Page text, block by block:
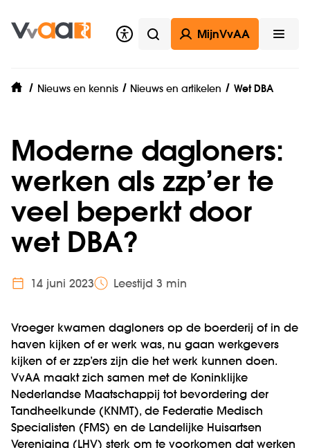
Zoeken
MijnVvAA
home
Nieuws en kennis Nieuws en artikelen Wet DBA
Moderne dagloners:
werken als zzp’er te
veel beperkt door
wet DBA?
14 juni 2023 Leestijd 3 min
Vroeger kwamen dagloners op de boerderij of in de
haven kijken of er werk was, nu gaan werkgevers
kijken of er zzp’ers zijn die het werk kunnen doen.
VvAA maakt zich samen met de Koninklijke
Nederlandse Maatschappij tot bevordering der
Tandheelkunde (KNMT), de Federatie Medisch
Specialisten (FMS) en de Landelijke Huisartsen
Vereniging (LHV) sterk om te voorkomen dat werken